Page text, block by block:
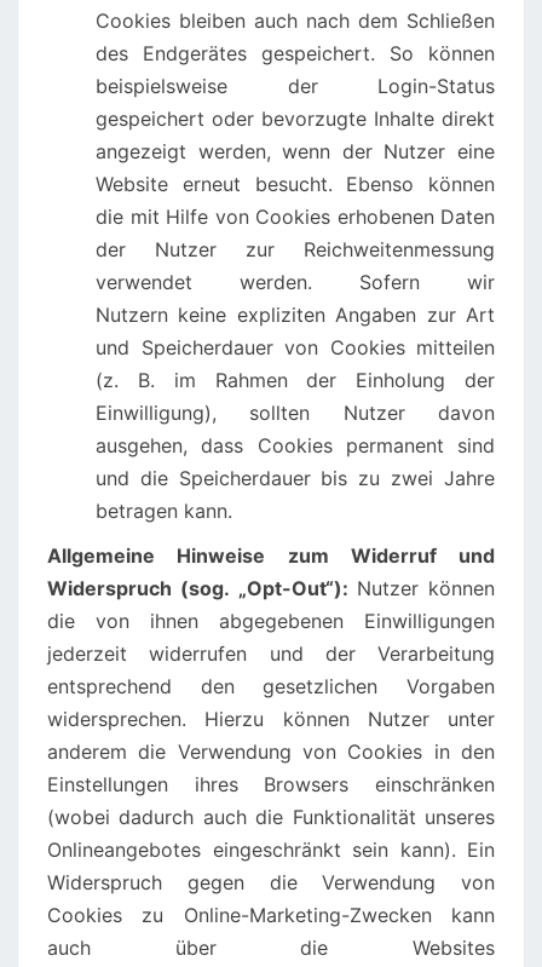
Cookies bleiben auch nach dem Schließen
des Endgerätes gespeichert. So können
beispielsweise der Login-Status
gespeichert oder bevorzugte Inhalte direkt
angezeigt werden, wenn der Nutzer eine
Website erneut besucht. Ebenso können
die mit Hilfe von Cookies erhobenen Daten
der Nutzer zur Reichweitenmessung
verwendet werden. Sofern wir
Nutzern keine expliziten Angaben zur Art
und Speicherdauer von Cookies mitteilen
(z. B. im Rahmen der Einholung der
Einwilligung), sollten Nutzer davon
ausgehen, dass Cookies permanent sind
und die Speicherdauer bis zu zwei Jahre
betragen kann.
Allgemeine Hinweise zum Widerruf und
Widerspruch (sog. „Opt-Out“): Nutzer können
die von ihnen abgegebenen Einwilligungen
jederzeit widerrufen und der Verarbeitung
entsprechend den gesetzlichen Vorgaben
widersprechen. Hierzu können Nutzer unter
anderem die Verwendung von Cookies in den
Einstellungen ihres Browsers einschränken
(wobei dadurch auch die Funktionalität unseres
Onlineangebotes eingeschränkt sein kann). Ein
Widerspruch gegen die Verwendung von
Cookies zu Online-Marketing-Zwecken kann
auch über die Websites